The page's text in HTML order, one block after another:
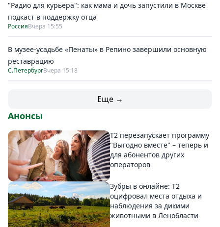
"Радио для курьера": как мама и дочь запустили в Москве
подкаст в поддержку отца
РоссияВчера 15:55
В музее-усадьбе «Пенаты» в Репино завершили основную
реставрацию
С.ПетербургВчера 15:18
Еще →
Анонсы
Т2 перезапускает программу
"Выгодно вместе" – теперь и
для абонентов других
операторов
Зубры в онлайне: Т2
оцифровал места отдыха и
наблюдения за дикими
животными в Ленобласти